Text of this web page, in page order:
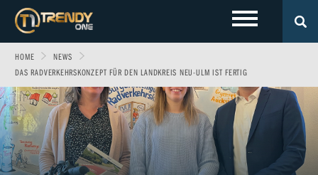
LOKALES
Allgäu
Augsburg
EVENTS
FOTOS
Sport
Entertainment
Fitness & Gesundheit
Wirtschaft & Politik
Familie
Technik
Automobil
Gewinnspiele
Fun
HOME
NEWS
DAS RADVERKEHRSKONZEPT FÜR DEN LANDKREIS NEU-ULM IST FERTIG